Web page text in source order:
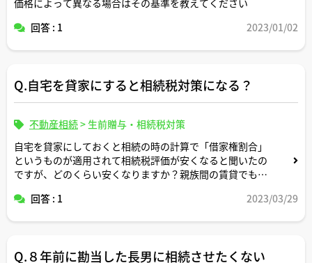
回答 : 1
2023/01/02
Q.自宅を貸家にすると相続税対策になる？
不動産相続> 生前贈与・相続税対策
自宅を貸家にしておくと相続の時の計算で「借家権割合」
というものが適用されて相続税評価が安くなると聞いたの
ですが、どのくらい安くなりますか？親族間の賃貸でも有
詳しくご説明いただけると助かります。
回答 : 1 2023/03/29
Q.８年前に勘当した長男に相続させたくない